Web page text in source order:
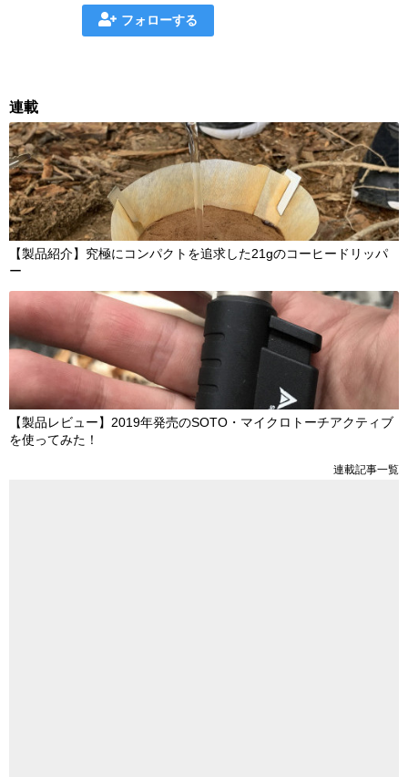
フォローする
連載
【製品紹介】究極にコンパクトを追求した21gのコーヒードリッパ
ー
【製品レビュー】2019年発売のSOTO・マイクロトーチアクティブ
を使ってみた！
連載記事一覧